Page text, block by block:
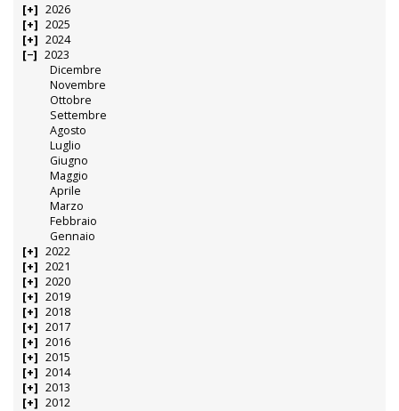
2026
2025
2024
2023
Dicembre
Novembre
Ottobre
Settembre
Agosto
Luglio
Giugno
Maggio
Aprile
Marzo
Febbraio
Gennaio
2022
2021
2020
2019
2018
2017
2016
2015
2014
2013
2012